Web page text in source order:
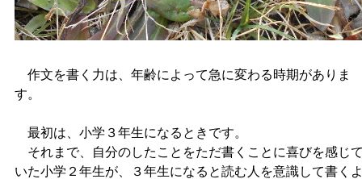
作文を書く力は、年齢によって急に変わる時期がありま
す。
最初は、小学３年生になるときです。
それまで、自分のしたことをただ書くことに喜びを感じ
いた小学２年生が、３年生になると読む人を意識して書く